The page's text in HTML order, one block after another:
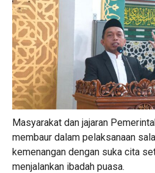
Masyarakat dan jajaran
membaur dalam pelaksanaan
kemenangan dengan suka cita
menjalankan ibadah puasa.